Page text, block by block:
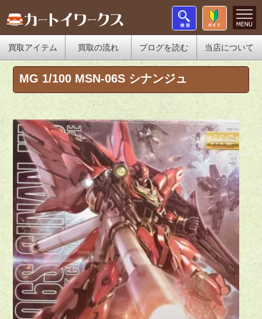
買取アイテム 買取の流れ ブログを読む 当店について
MG 1/100 MSN-06S シナンジュ